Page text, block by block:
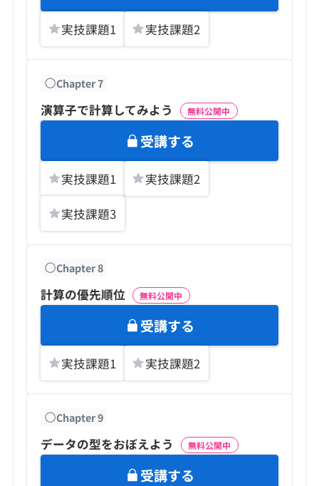
実技課題1 実技課題2
Chapter7
演算子で計算してみよう 無料公開中
受講する
実技課題1 実技課題2
実技課題3
Chapter8
計算の優先順位 無料公開中
受講する
実技課題1 実技課題2
Chapter9
データの型をおぼえよう 無料公開中
受講する